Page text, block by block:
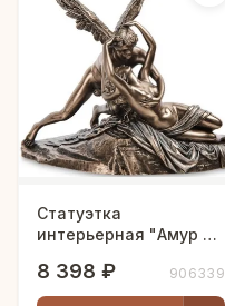
Статуэтка
интерьерная "Амур и
8 398 ₽ 906339